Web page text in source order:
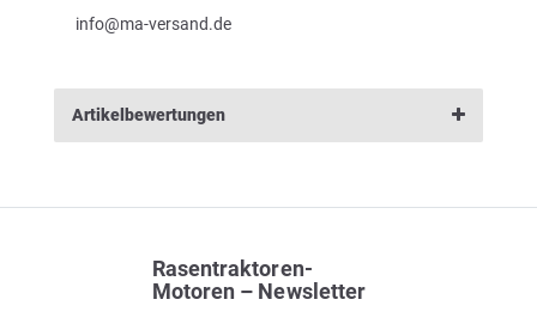
info@ma-versand.de
Artikelbewertungen
Rasentraktoren-
Motoren – Newsletter